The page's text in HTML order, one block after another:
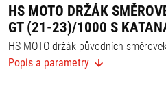
HS MOTO DRŽÁK
GT (21-23)/1000 S
HS MOTO držák původních
23)/1000 S Katana (19-23)
Popis a parametry